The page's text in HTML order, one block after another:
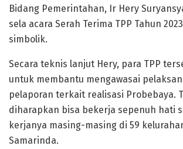
Bidang Pemerintahan, Ir Hery
sela acara Serah Terima TPP Tahun
simbolik.
Secara teknis lanjut Hery, para TPP
untuk membantu mengawasai
pelaporan terkait realisasi Probebaya.
diharapkan bisa bekerja sepenuh hati
kerjanya masing-masing di 59
Samarinda.